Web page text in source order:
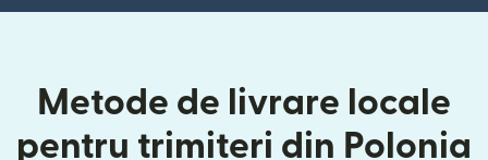
Metode de livrare locale
pentru trimiteri din Polonia